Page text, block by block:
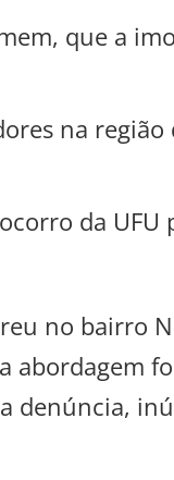
que a
na
da
no bairro
denúncia,